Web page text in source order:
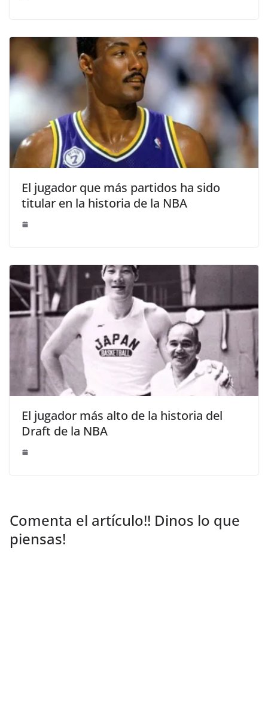
El jugador que más partidos ha sido
titular en la historia de la NBA
El jugador más alto de la historia del
Draft de la NBA
Comenta el artículo!! Dinos lo que
piensas!